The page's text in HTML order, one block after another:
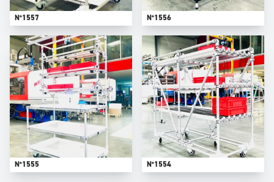
N°1557 N°1556
N°1555 N°1554